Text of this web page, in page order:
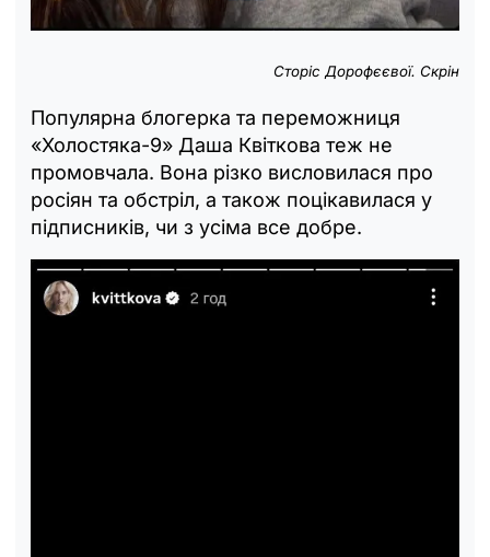
Сторіс Дорофєєвої. Скрін
Популярна блогерка та переможниця
«Холостяка-9» Даша Квіткова теж не
промовчала. Вона різко висловилася про
росіян та обстріл, а також поцікавилася у
підписників, чи з усіма все добре.